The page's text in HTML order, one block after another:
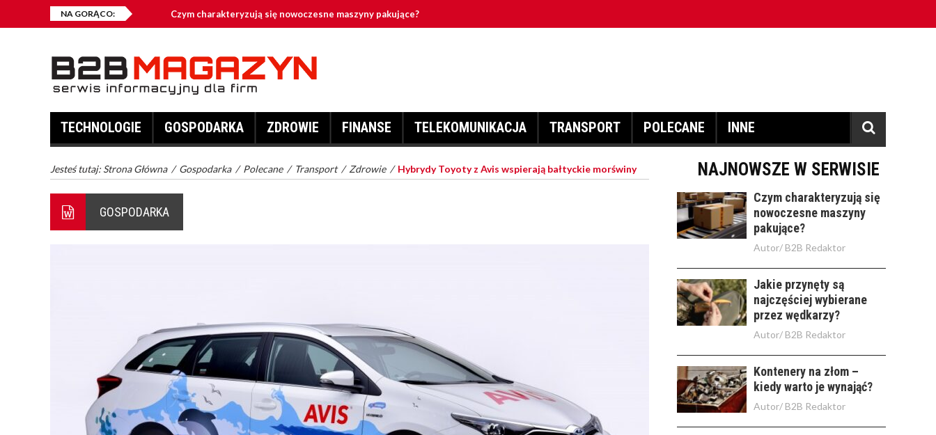
NA GORĄCO: Czym charakteryzują się nowoczesne maszyny pakujące?
Kontenery na złom – kiedy warto je wynająć?
Co zalicza się do odzieży roboczej
Fotowoltaika – dlaczego jest opłacalna dla firm?
TECHNOLOGIE GOSPODARKA ZDROWIE FINANSE TELEKOMUNIKACJA TRANSPORT POLECANE INNE
Jesteś tutaj: Strona Główna / Gospodarka / Polecane / Transport / Zdrowie / Hybrydy Toyoty z Avis wspierają bałtyckie morświny
GOSPODARKA
NAJNOWSZE W SERWISIE
Czym charakteryzują się
nowoczesne maszyny
pakujące?
Autor/ B2B Redaktor
Jakie przynęty są
najczęściej wybierane
przez wędkarzy?
Autor/ B2B Redaktor
Kontenery na złom –
kiedy warto je wynająć?
Autor/ B2B Redaktor